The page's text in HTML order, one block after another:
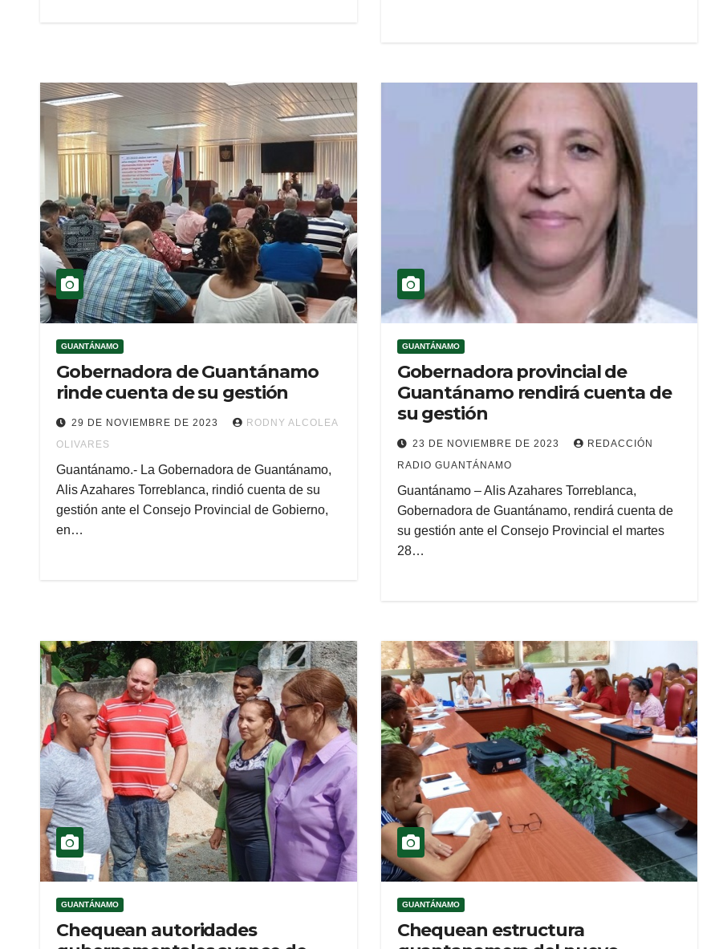
GUANTÁNAMO
Gobernadora de Guantánamo
rinde cuenta de su gestión
29 DE NOVIEMBRE DE 2023
RODNY ALCOLEA
OLIVARES
Guantánamo.- La Gobernadora de Guantánamo,
Alis Azahares Torreblanca, rindió cuenta de su
gestión ante el Consejo Provincial de Gobierno,
en…
GUANTÁNAMO
Gobernadora provincial de
Guantánamo rendirá cuenta de
su gestión
23 DE NOVIEMBRE DE 2023
REDACCIÓN
RADIO GUANTÁNAMO
Guantánamo – Alis Azahares Torreblanca,
Gobernadora de Guantánamo, rendirá cuenta de
su gestión ante el Consejo Provincial el martes
28…
GUANTÁNAMO
Chequean autoridades
GUANTÁNAMO
Chequean estructura